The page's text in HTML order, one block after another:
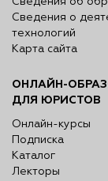
Сведения о
технологий
Карта сайта
ОНЛАЙН-
ДЛЯ ЮРИСТОВ
Онлайн-курсы
Подписка
Каталог
Лекторы